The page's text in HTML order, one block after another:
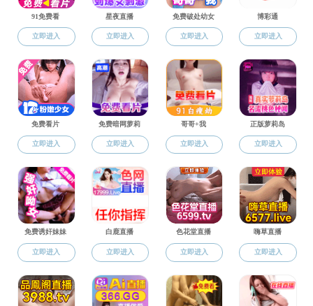
学工动态
通知公告
学生风采
学生组织
文件下载
快速链接
快速链接